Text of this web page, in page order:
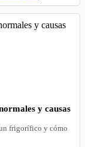
y causas
frigorífico y cómo